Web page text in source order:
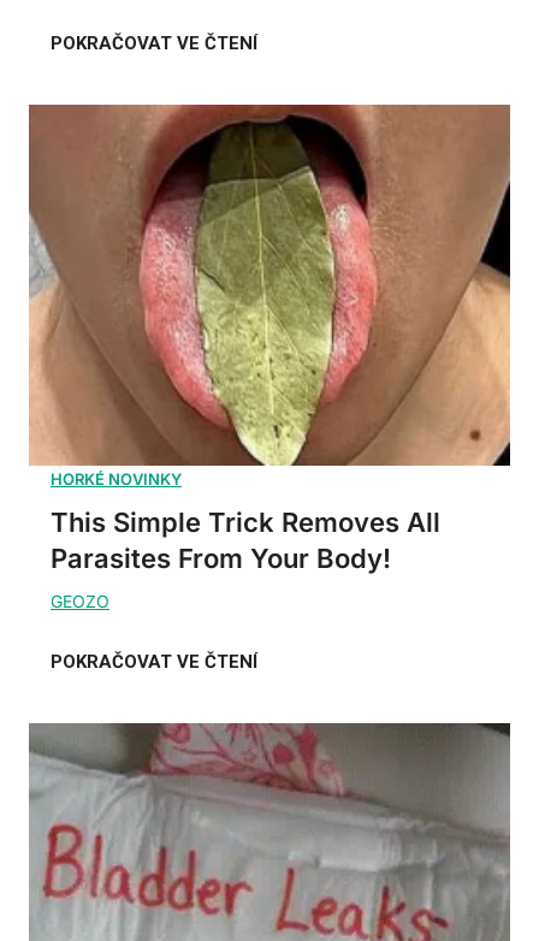
This Simple Trick Removes All
Parasites From Your Body!